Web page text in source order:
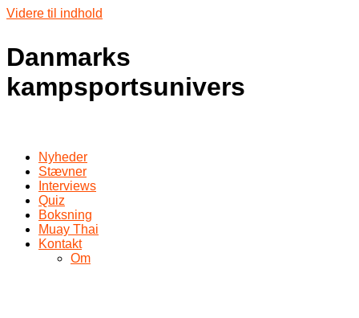
Videre til indhold
Danmarks
kampsportsunivers
Nyheder
Stævner
Interviews
Quiz
Boksning
Muay Thai
Kontakt
Om